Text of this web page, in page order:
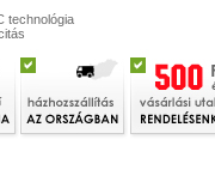
technológia